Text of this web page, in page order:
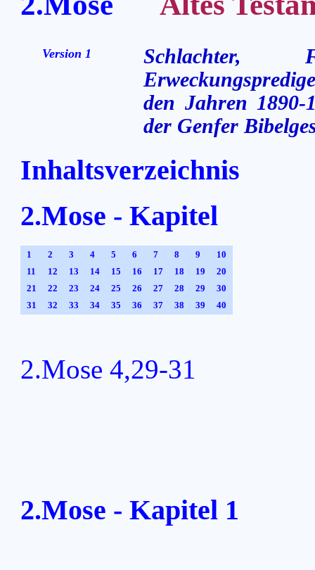
Version 1
Schlachter,
den Jahren 1890-
der Genfer
Inhaltsverzeichnis
2.Mose - Kapitel
1 2 3 4 5 6 7 8 9
10
11
12 13 14 15 16 17 18 19
20
21
22 23 24 25 26 27 28 29
30
31
32 33 34 35 36 37 38 39 40
2.Mose 4,29-31
2.Mose - Kapitel 1